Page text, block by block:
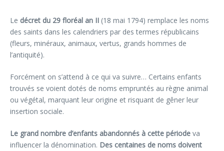
Le décret du 29 floréal an II (18 mai 1794) remplace les noms
des saints dans les calendriers par des termes républicains
(fleurs, minéraux, animaux, vertus, grands hommes de
l’antiquité).
Forcément on s’attend à ce qui va suivre… Certains enfants
trouvés se voient dotés de noms empruntés au règne animal
ou végétal, marquant leur origine et risquant de gêner leur
insertion sociale.
Le grand nombre d’enfants abandonnés à cette période va
influencer la dénomination. Des centaines de noms doivent